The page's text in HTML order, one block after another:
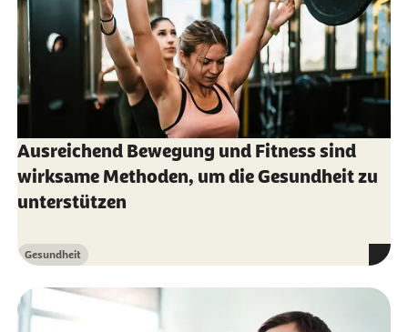
Ausreichend Bewegung und Fitness sind
wirksame Methoden, um die Gesundheit zu
unterstützen
Kategorie
Gesundheit